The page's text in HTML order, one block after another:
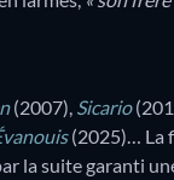
(2007), Sicario
(2025)… La
la suite garanti